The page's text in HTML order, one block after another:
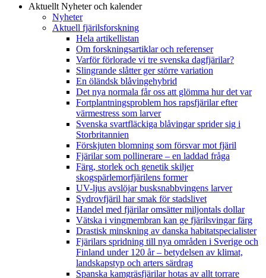
Aktuellt Nyheter och kalender
Nyheter
Aktuell fjärilsforskning
Hela artikellistan
Om forskningsartiklar och referenser
Varför förlorade vi tre svenska dagfjärilar?
Slingrande slåtter ger större variation
En öländsk blåvingehybrid
Det nya normala får oss att glömma hur det var
Fortplantningsproblem hos rapsfjärilar efter
värmestress som larver
Svenska svartfläckiga blåvingar sprider sig i
Storbritannien
Förskjuten blomning som försvar mot fjäril
Fjärilar som pollinerare – en laddad fråga
Färg, storlek och genetik skiljer
skogspärlemorfjärilens former
UV-ljus avslöjar busksnabbvingens larver
Sydrovfjäril har smak för stadslivet
Handel med fjärilar omsätter miljontals dollar
Vätska i vingmembran kan ge fjärilsvingar färg
Drastisk minskning av danska habitatspecialister
Fjärilars spridning till nya områden i Sverige och
Finland under 120 år– betydelsen av klimat,
landskapstyp och arters särdrag
Spanska kamgräsfjärilar hotas av allt torrare